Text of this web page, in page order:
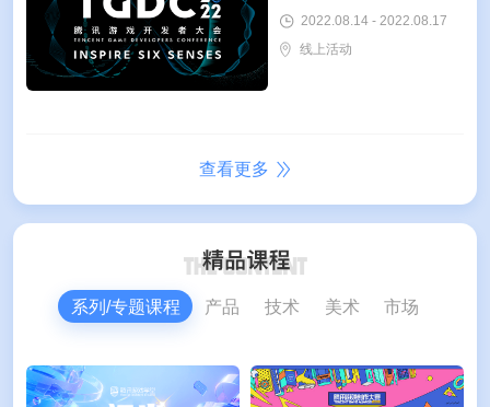
2022.08.14 - 2022.08.17
线上活动
查看更多
系列/专题课程 产品 技术 美术 市场